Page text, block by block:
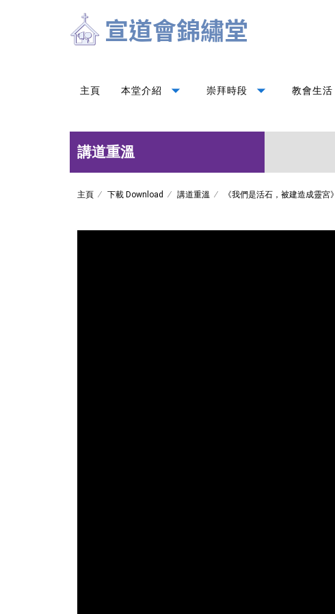
主頁 本堂介紹 arrow_drop_down 崇拜時段 arrow_drop_down 教會生活
講道重溫
主頁 下載 Download 講道重溫 《我們是活石，被建造成靈宮》